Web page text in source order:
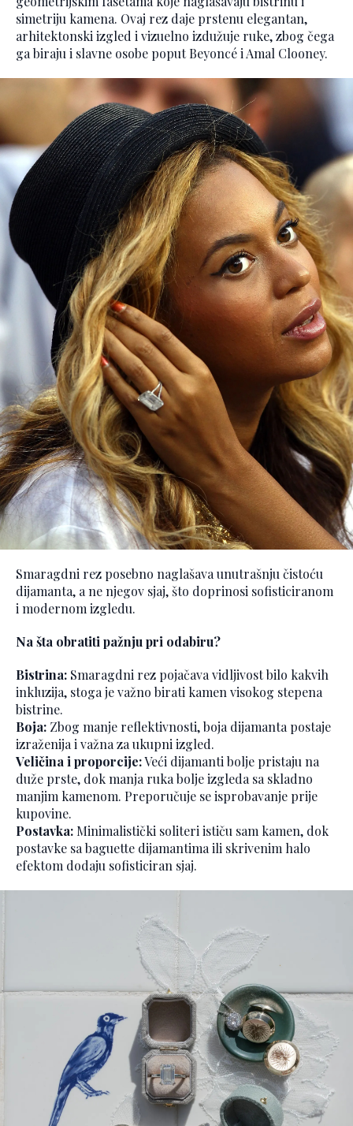
simetriju kamena. Ovaj rez daje prstenu elegantan,
arhitektonski izgled i vizuelno izdužuje ruke, zbog čega
ga biraju i slavne osobe poput Beyoncé i Amal Clooney.
Smaragdni rez posebno naglašava unutrašnju čistoću
dijamanta, a ne njegov sjaj, što doprinosi sofisticiranom
i modernom izgledu.
Na šta obratiti pažnju pri odabiru?
Bistrina: Smaragdni rez pojačava vidljivost bilo kakvih
inkluzija, stoga je važno birati kamen visokog stepena
bistrine.
Boja: Zbog manje reflektivnosti, boja dijamanta postaje
izraženija i važna za ukupni izgled.
Veličina i proporcije:Veći dijamanti bolje pristaju na
duže prste, dok manja ruka bolje izgleda sa skladno
manjim kamenom. Preporučuje se isprobavanje prije
kupovine.
Postavka: Minimalistički soliteri ističu sam kamen, dok
postavke sa baguette dijamantima ili skrivenim halo
efektom dodaju sofisticiran sjaj.